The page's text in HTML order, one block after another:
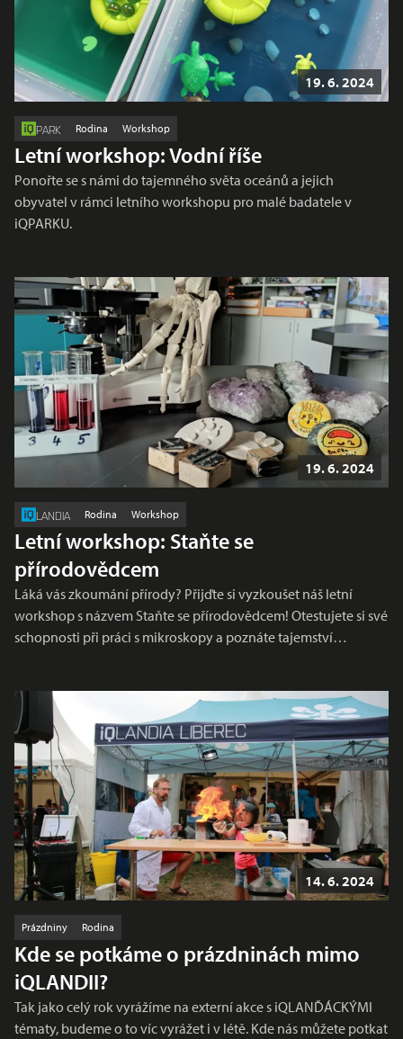
19. 6. 2024
PARK Rodina Workshop
Letní workshop: Vodní říše
Ponořte se s námi do tajemného světa oceánů a jejich
obyvatel v rámci letního workshopu pro malé badatele v
iQPARKU.
19. 6. 2024
LANDIA Rodina Workshop
Letní workshop: Staňte se
přírodovědcem
Láká vás zkoumání přírody? Přijďte si vyzkoušet náš letní
workshop s názvem Staňte se přírodovědcem! Otestujete si své
schopnosti při práci s mikroskopy a poznáte tajemství…
14. 6. 2024
Prázdniny Rodina
Kde se potkáme o prázdninách mimo
iQLANDII?
Tak jako celý rok vyrážíme na externí akce s iQLANĎÁCKÝMI
tématy, budeme o to víc vyrážet i v létě. Kde nás můžete potkat